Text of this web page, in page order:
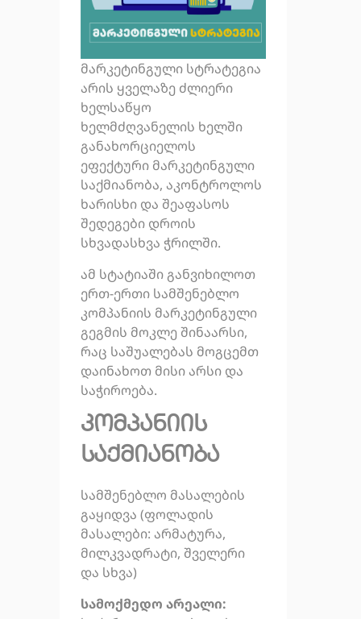
მარკეტინგული სტრატეგია
არის ყველაზე ძლიერი
ხელსაწყო
ხელმძღვანელის ხელში
განახორციელოს
ეფექტური მარკეტინგული
საქმიანობა, აკონტროლოს
ხარისხი და შეაფასოს
შედეგები დროის
სხვადასხვა ჭრილში.
ამ სტატიაში განვიხილოთ
ერთ-ერთი სამშენებლო
კომპანიის მარკეტინგული
გეგმის მოკლე შინაარსი,
რაც საშუალებას მოგცემთ
დაინახოთ მისი არსი და
საჭიროება.
კომპანიის
საქმიანობა
სამშენებლო მასალების
გაყიდვა (ფოლადის
მასალები: არმატურა,
მილკვადრატი, შველერი
და სხვა)
სამოქმედო არეალი: